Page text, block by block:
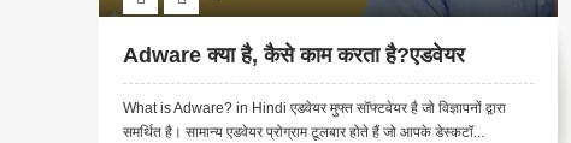
Adware क्या है, कैसे काम करता है?एडवेयर
What is Adware? in Hindi एडवेयर मुफ्त सॉफ्टवेयर है जो विज्ञापनों द्वारा
समर्थित है। सामान्य एडवेयर प्रोग्राम टूलबार होते हैं जो आपके डेस्कटॉ...